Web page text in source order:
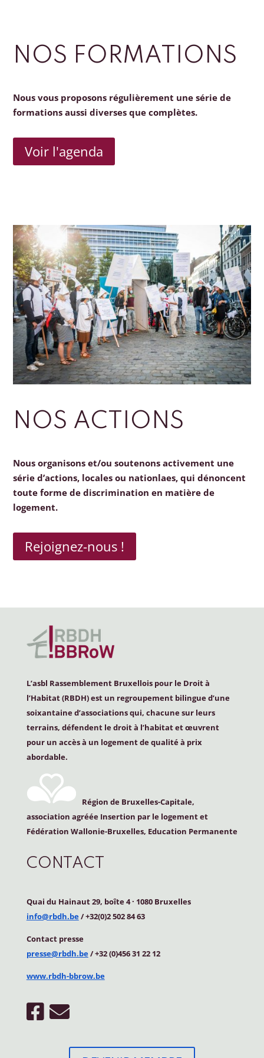
NOS FORMATIONS
Nous vous proposons régulièrement une série de
formations aussi diverses que complètes.
Voir l'agenda
NOS ACTIONS
Nous organisons et/ou soutenons activement une
série d’actions, locales ou nationlaes, qui dénoncent
toute forme de discrimination en matière de
logement.
Rejoignez-nous !
L’asbl Rassemblement Bruxellois pour le Droit à
l’Habitat (RBDH) est un regroupement bilingue d’une
soixantaine d’associations qui, chacune sur leurs
terrains, défendent le droit à l’habitat et œuvrent
pour un accès à un logement de qualité à prix
abordable.
Région de Bruxelles-Capitale,
association agréée Insertion par le logement et
Fédération Wallonie-Bruxelles, Education Permanente
CONTACT
Quai du Hainaut 29, boîte 4· 1080 Bruxelles
info@rbdh.be/ +32(0)2 502 84 63
Contact presse
presse@rbdh.be/ +32 (0)456 31 22 12
www.rbdh-bbrow.be